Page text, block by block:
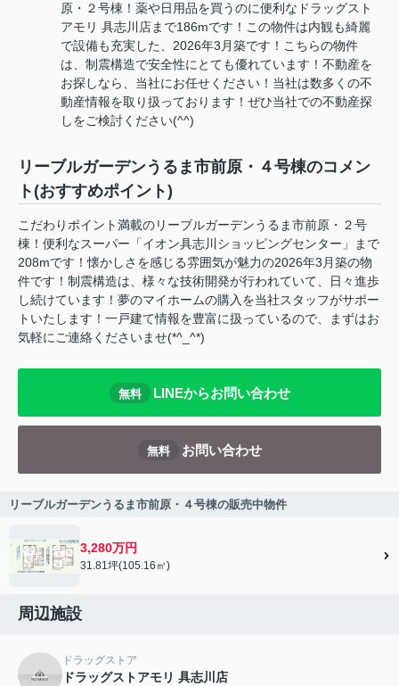
原・２号棟！薬や日用品を買うのに便利なドラッグスト
アモリ 具志川店まで186mです！この物件は内観も綺麗
で設備も充実した、2026年3月築です！こちらの物件
は、制震構造で安全性にとても優れています！不動産を
お探しなら、当社にお任せください！当社は数多くの不
動産情報を取り扱っております！ぜひ当社での不動産探
しをご検討ください(^^)
リーブルガーデンうるま市前原・４号棟のコメン
ト(おすすめポイント)
こだわりポイント満載のリーブルガーデンうるま市前原・２号
棟！便利なスーパー「イオン具志川ショッピングセンター」まで
208mです！懐かしさを感じる雰囲気が魅力の2026年3月築の物
件です！制震構造は、様々な技術開発が行われていて、日々進歩
し続けています！夢のマイホームの購入を当社スタッフがサポー
トいたします！一戸建て情報を豊富に扱っているので、まずはお
気軽にご連絡くださいませ(*^_^*)
無料 LINEからお問い合わせ
無料 お問い合わせ
リーブルガーデンうるま市前原・４号棟の販売中物件
3,280万円
31.81坪(105.16㎡)
周辺施設
ドラッグストア
ドラッグストアモリ 具志川店